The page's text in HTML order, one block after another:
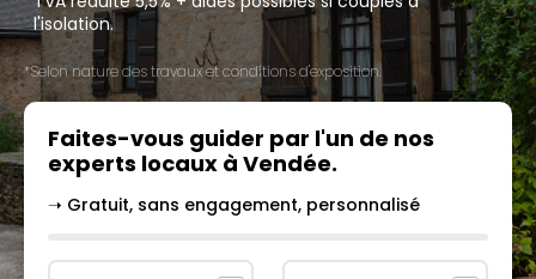
l'isolation.
*Selon nature des travaux et conditions d'exposition.
Faites-vous guider par l'un de nos
experts locaux à Vendée.
➝ Gratuit, sans engagement, personnalisé